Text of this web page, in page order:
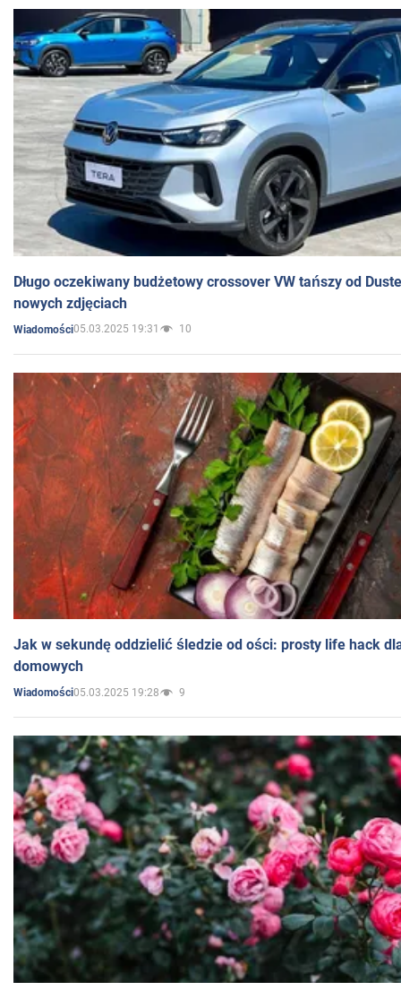
Długo oczekiwany budżetowy crossover VW tańszy od
nowych zdjęciach
Wiadomości05.03.2025 19:31 10
Jak w sekundę oddzielić śledzie od ości: prosty life hack
domowych
Wiadomości05.03.2025 19:28 9